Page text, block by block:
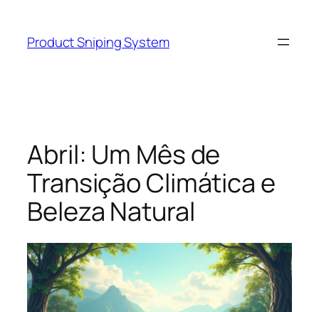
content
Product Sniping System
Abril: Um Mês de
Transição Climática e
Beleza Natural